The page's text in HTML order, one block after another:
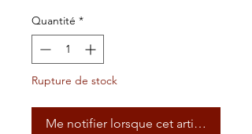
Quantité *
Rupture de stock
Me notifier lorsque cet article est